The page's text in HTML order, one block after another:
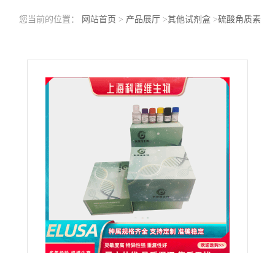
您当前的位置： 网站首页 > 产品展厅>其他试剂盒>硫酸角质素